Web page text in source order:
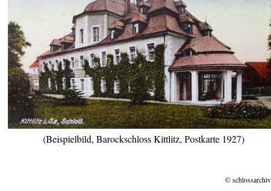
(Beispielbild, Barockschloss Kittlitz, Postkarte 1927)
©